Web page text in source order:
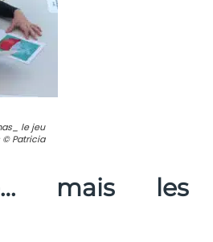
le jeu
© Patricia
mais les